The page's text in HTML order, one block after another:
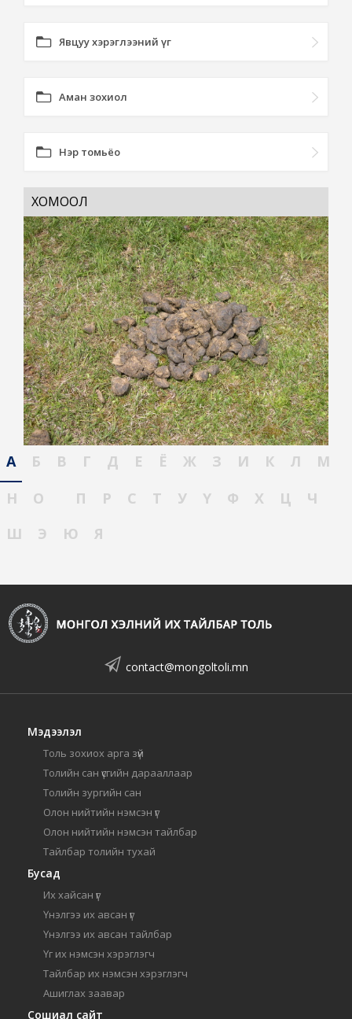
Явцуу хэрэглээний үг
Аман зохиол
Нэр томьёо
ХОМООЛ
А Б В Г Д Е Ё Ж З И К Л
М
Н
О П Р С Т У Ү Ф Х Ц
Ч
Ш
Э Ю Я
contact@mongoltoli.mn
Мэдээлэл
Толь зохиох арга зүй
Толийн сан үсгийн дарааллаар
Толийн зургийн сан
Олон нийтийн нэмсэн үг
Олон нийтийн нэмсэн тайлбар
Тайлбар толийн тухай
Бусад
Их хайсан үг
Үнэлгээ их авсан үг
Үнэлгээ их авсан тайлбар
Үг их нэмсэн хэрэглэгч
Тайлбар их нэмсэн хэрэглэгч
Ашиглах заавар
Сошиал сайт